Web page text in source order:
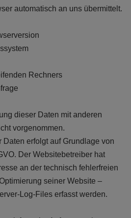
automatisch an uns übermittelt.
Rechners
dieser Daten mit anderen
vorgenommen.
Daten erfolgt auf Grundlage von
Der Websitebetreiber hat
an der technisch fehlerfreien
seiner Website –
Log-Files erfasst werden.